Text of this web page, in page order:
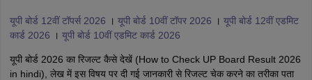
यूपी बोर्ड 12वीं टॉपर्स 2026 । यूपी बोर्ड 10वीं टॉपर 2026 । यूपी बोर्ड 12वीं एडमिट
कार्ड 2026 । यूपी बोर्ड 10वीं एडमिट कार्ड 2026
यूपी बोर्ड 2026 का रिजल्ट कैसे देखें (How to Check UP Board Result 2026
in hindi), लेख में इस विषय पर दी गई जानकारी से रिजल्ट चेक करने का तरीका पता